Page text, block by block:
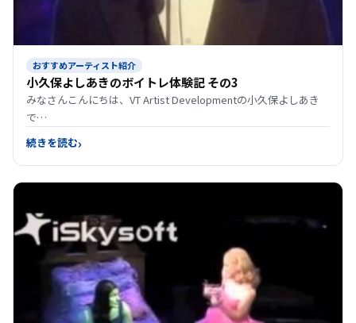
おすすめアーティスト紹介
小久保よしあきのボイトレ体験記 その3
みなさんこんにちは、VT Artist Developmentの小久保よしあき
で…
続きを読む